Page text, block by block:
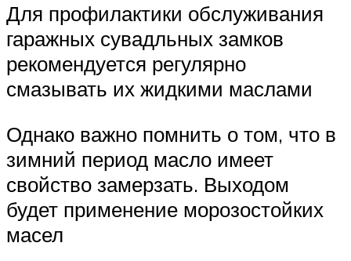
Для профилактики обслуживания
гаражных сувадльных замков
рекомендуется регулярно
смазывать их жидкими маслами
Однако важно помнить о том, что в
зимний период масло имеет
свойство замерзать. Выходом
будет применение морозостойких
масел